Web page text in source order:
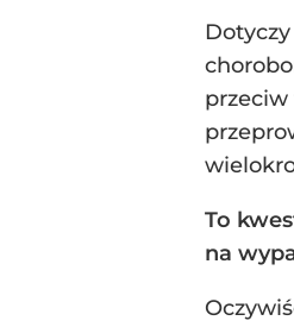
przeciw
To
na